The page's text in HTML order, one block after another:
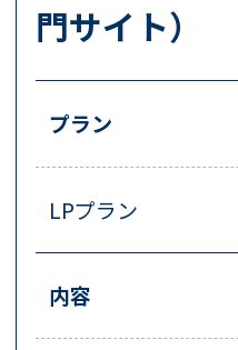
門サイト）
プラン
LPプラン
内容